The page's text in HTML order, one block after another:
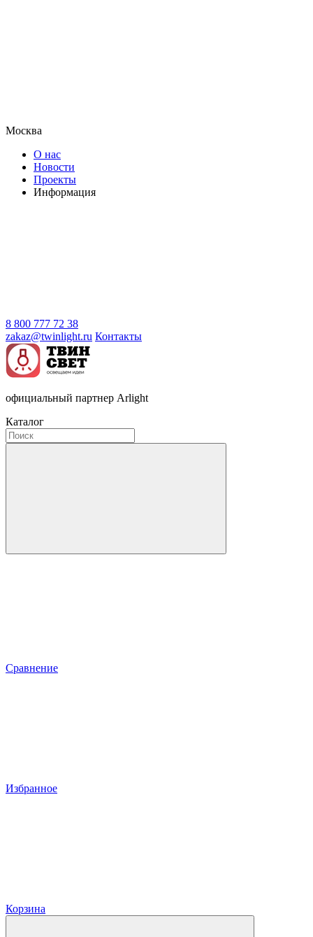
Москва
О нас
Новости
Проекты
Информация
8 800 777 72 38
zakaz@twinlight.ru Контакты
официальный партнер Arlight
Каталог
Сравнение
Избранное
Корзина